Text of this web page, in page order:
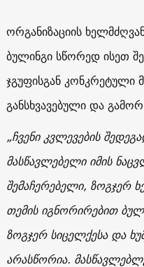
ორგანიზაციის
ბულინგი სწორედ ისეთ
ჯგუფისგან კონკრეტული
განსხვავებული და
„ჩვენიკვლევების
მასწავლებელი იმის
შემაჩერებელი, ზოგჯერ
თემის იგნორირებით
ზოგჯერ სიცელქესა და
არასწორია.